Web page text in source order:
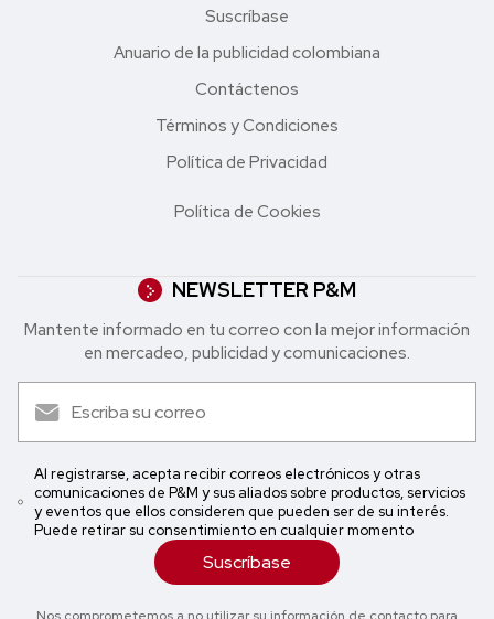
Suscríbase
Anuario de la publicidad colombiana
Contáctenos
Términos y Condiciones
Política de Privacidad
Política de Cookies
NEWSLETTER P&M
Mantente informado en tu correo con la mejor in formación
en mercadeo, publicidad y comunicaciones.
Al registrarse, acepta recibir correos electrónicos y otras
comunicaciones de P&M y sus aliados sobre productos, servicios
y eventos que ellos consideren que pueden ser de su interés.
Puede retirar su consentimiento en cualquier momento
Suscríbase
Nos comprometemos a no utilizar su información de contacto para